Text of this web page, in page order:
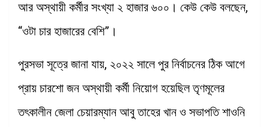
আর অস্থায়ী কর্মীর সংখ্যা ২ হাজার ৬০০। কেউ কেউ বলছেন,
“ওটা চার হাজারের বেশি”।
পুরসভা সূত্রে জানা যায়, ২০২২ সালে পুর নির্বাচনের ঠিক আগে
প্রায় চারশো জন অস্থায়ী কর্মী নিয়োগ হয়েছিল তৃণমূলের
তৎকালীন জেলা চেয়ারম্যান আবু তাহের খান ও সভাপতি শাওনি